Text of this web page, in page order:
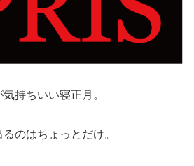
持ちいい寝正月。
のはちょっとだけ。